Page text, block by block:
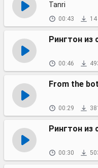
Tanri
00:43 14
00:46
From the
00:29 381
00:30